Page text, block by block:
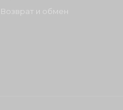
Возврат и обмен